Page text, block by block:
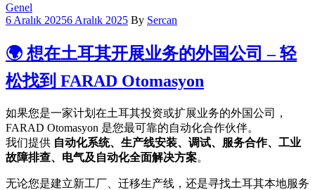
Categories
Genel
6 Aralık 20256 Aralık 2025 By Sercan
🌍 想在土耳其开展业务的外国公司 – 轻
松找到 FARAD Otomasyon
如果您是一家计划在土耳其投资或扩展业务的外国公司，
FARAD Otomasyon 是您最可靠的自动化合作伙伴。
我们提供 自动化系统、生产线安装、调试、服务合作、工业
故障排查、电气及自动化全面解决方案。
无论您是建立新工厂、迁移生产线，还是寻找土耳其本地服务